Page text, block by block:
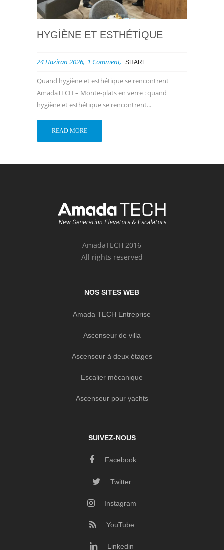
HYGIÈNE ET ESTHÉTIQUE
24 Haziran 2026 1 Comment SHARE
Quand hygiène et esthétique se rencontrent
AmadaTECH – Monte-plats en verre : quand
hygiène et esthétique se rencontrent...
READ MORE
AmadaTECH 2016
All rights reserved
NOS SITES WEB
Amada TECH Entreprise
Ascenseur de villa
Ascenseur à deux étages
Escalier mécanique
Ascenseur pour yachts
SUIVEZ-NOUS
Facebook
Twitter
Instagram
YouTube
Linkedin